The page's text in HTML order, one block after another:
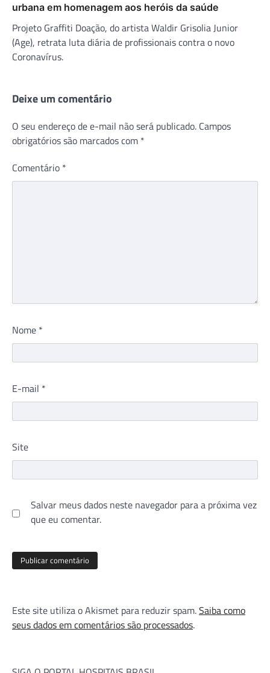
urbana em homenagem aos heróis da saúde
Projeto Graffiti Doação, do artista Waldir Grisolia Junior
(Age), retrata luta diária de profissionais contra o novo
Coronavírus.
Deixe um comentário
O seu endereço de e-mail não será publicado. Campos
obrigatórios são marcados com *
Comentário *
Nome *
E-mail *
Site
Salvar meus dados neste navegador para a próxima vez
que eu comentar.
Este site utiliza o Akismet para reduzir spam.Saiba como
seus dados em comentários são processados.